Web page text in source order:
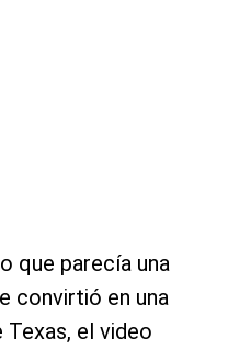
que parecía una
convirtió en una
el video